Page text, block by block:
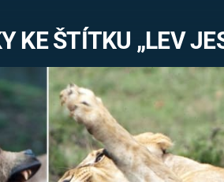
VÁLEČNÉ
a
KE ŠTÍTKU „LEV